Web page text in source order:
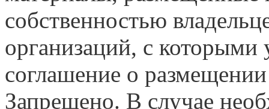
собственностью
организаций, с которыми
соглашение о
Запрещено. В случае